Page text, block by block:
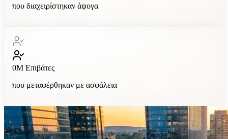
που διαχειρίστηκαν άψογα
0M Επιβάτες
που μεταφέρθηκαν με ασφάλεια